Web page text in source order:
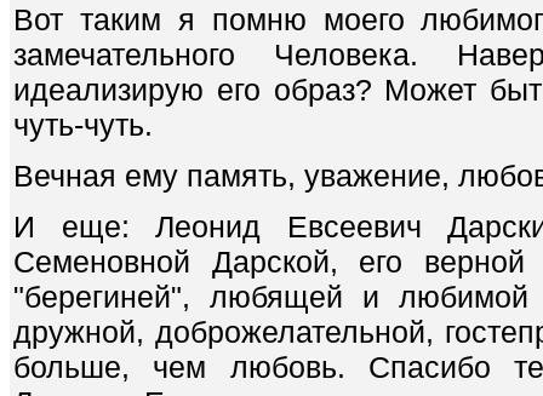
Вот таким я помню моего
замечательного Человека.
идеализирую его образ? Может
чуть-чуть.
Вечная ему память, уважение,
И еще: Леонид Евсеевич
Семеновной Дарской, его
"берегиней", любящей и любимой
дружной, доброжелательной,
больше, чем любовь. Спасибо